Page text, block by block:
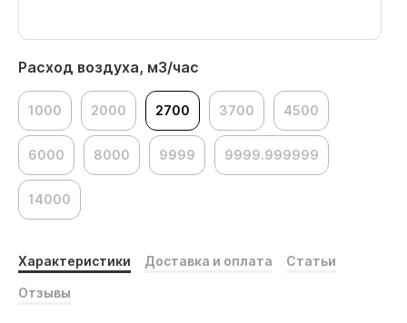
Расход воздуха, м3/час
1000 2000 2700 3700 4500
6000 8000 9999 9999.999999
14000
Характеристики Доставка и оплата Статьи
Отзывы